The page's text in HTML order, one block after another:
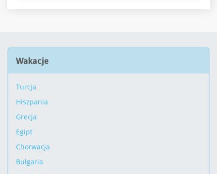
Wakacje
Turcja
Hiszpania
Grecja
Egipt
Chorwacja
Bułgaria